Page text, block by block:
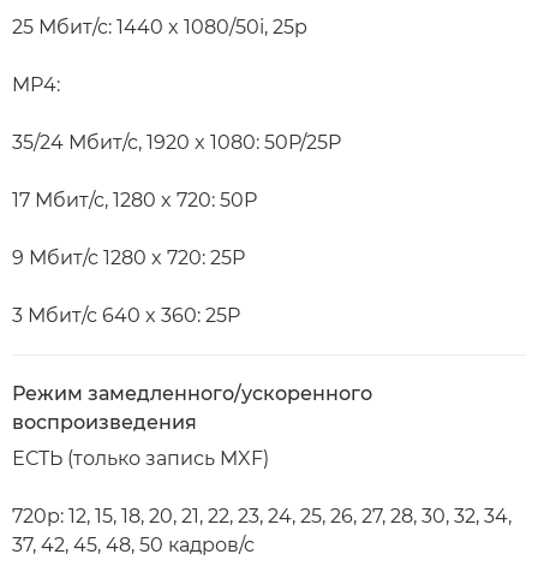
25 Мбит/с: 1440 x 1080/50i, 25p
MP4:
35/24 Мбит/с, 1920 x 1080: 50P/25P
17 Мбит/с, 1280 x 720: 50P
9 Мбит/с 1280 x 720: 25P
3 Мбит/с 640 x 360: 25P
Режим замедленного/ускоренного
воспроизведения
ЕСТЬ (только запись MXF)
720p: 12, 15, 18, 20, 21, 22, 23, 24, 25, 26, 27, 28, 30, 32, 34,
37, 42, 45, 48, 50 кадров/с